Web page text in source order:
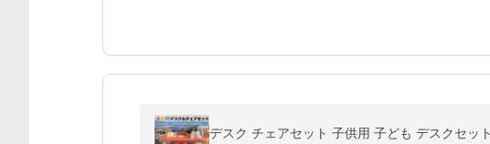
デスク チェアセット 子供用 子ども デスクセッ